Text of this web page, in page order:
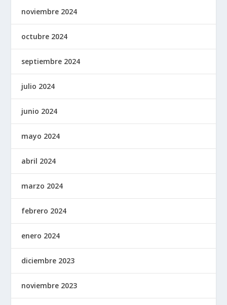
noviembre 2024
octubre 2024
septiembre 2024
julio 2024
junio 2024
mayo 2024
abril 2024
marzo 2024
febrero 2024
enero 2024
diciembre 2023
noviembre 2023